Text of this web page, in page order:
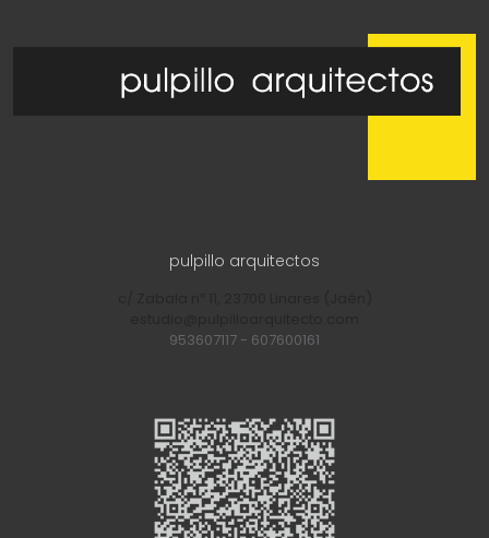
pulpillo arquitectos
953607117 - 607600161